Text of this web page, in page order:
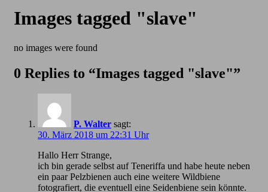
Images tagged "slave"
no images were found
0 Replies to “Images tagged "slave"”
P. Walter sagt:
30. März 2018 um 22:31 Uhr
Hallo Herr Strange,
ich bin gerade selbst auf Teneriffa und habe heute neben
ein paar Pelzbienen auch eine weitere Wildbiene
fotografiert, die eventuell eine Seidenbiene sein könnte.